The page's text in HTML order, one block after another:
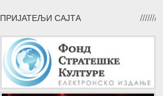
ПРИЈАТЕЉИ САЈТА